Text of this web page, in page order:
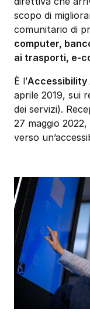
scopo di
comunitario di
computer,
ai trasporti, e-
È l’Accessibility
aprile 2019, sui
dei servizi).
27 maggio
verso